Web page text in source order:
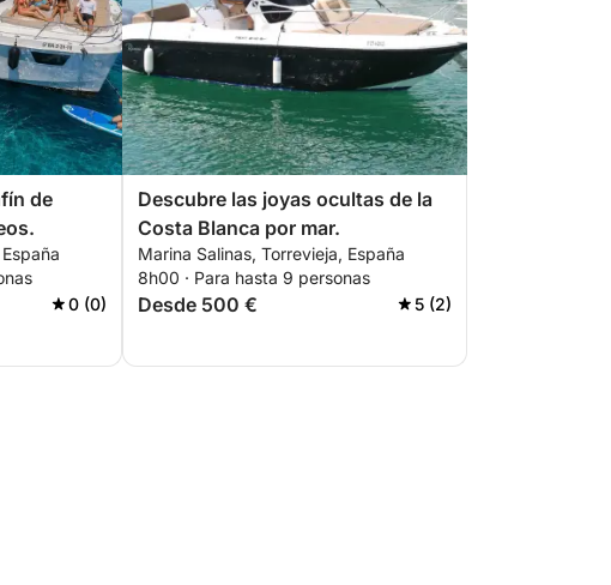
de
0 (0)
Descubre las joyas ocultas de la
Costa Blanca por mar.
Marina Salinas, Torrevieja, España
8h00 · Para hasta 9 personas
Desde 500 € 5 (2)